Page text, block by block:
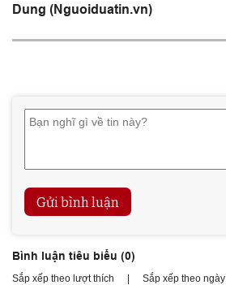
Dung (Nguoiduatin.vn)
Gửi bình luận
Bình luận tiêu biểu (0)
Sắp xếp theo lượt thích | Sắp xếp theo ngày